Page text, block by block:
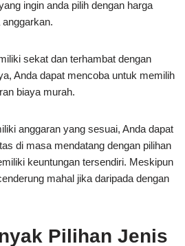
ingin anda pilih dengan harga
sekat dan terhambat dengan
Anda dapat mencoba untuk memilih
biaya murah.
anggaran yang sesuai, Anda dapat
di masa mendatang dengan pilihan
keuntungan tersendiri. Meskipun
mahal jika daripada dengan
Pilihan Jenis